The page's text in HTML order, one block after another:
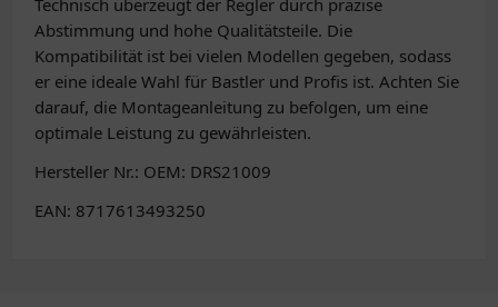
Technisch überzeugt der Regler durch präzise
Abstimmung und hohe Qualitätsteile. Die
Kompatibilität ist bei vielen Modellen gegeben, sodass
er eine ideale Wahl für Bastler und Profis ist. Achten Sie
darauf, die Montageanleitung zu befolgen, um eine
optimale Leistung zu gewährleisten.
Hersteller Nr.: OEM: DRS21009
EAN: 8717613493250